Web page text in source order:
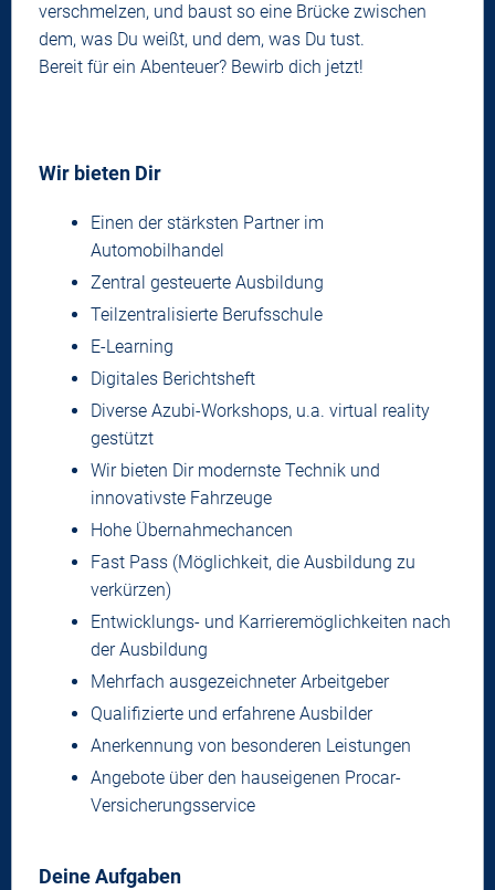
verschmelzen, und baust so eine Brücke zwischen
dem, was Du weißt, und dem, was Du tust.
Bereit für ein Abenteuer? Bewirb dich jetzt!
Wir bieten Dir
Einen der stärksten Partner im
Automobilhandel
Zentral gesteuerte Ausbildung
Teilzentralisierte Berufsschule
E-Learning
Digitales Berichtsheft
Diverse Azubi-Workshops, u.a. virtual reality
gestützt
Wir bieten Dir modernste Technik und
innovativste Fahrzeuge
Hohe Übernahmechancen
Fast Pass (Möglichkeit, die Ausbildung zu
verkürzen)
Entwicklungs- und Karrieremöglichkeiten nach
der Ausbildung
Mehrfach ausgezeichneter Arbeitgeber
Qualifizierte und erfahrene Ausbilder
Anerkennung von besonderen Leistungen
Angebote über den hauseigenen Procar-
Versicherungsservice
Deine Aufgaben